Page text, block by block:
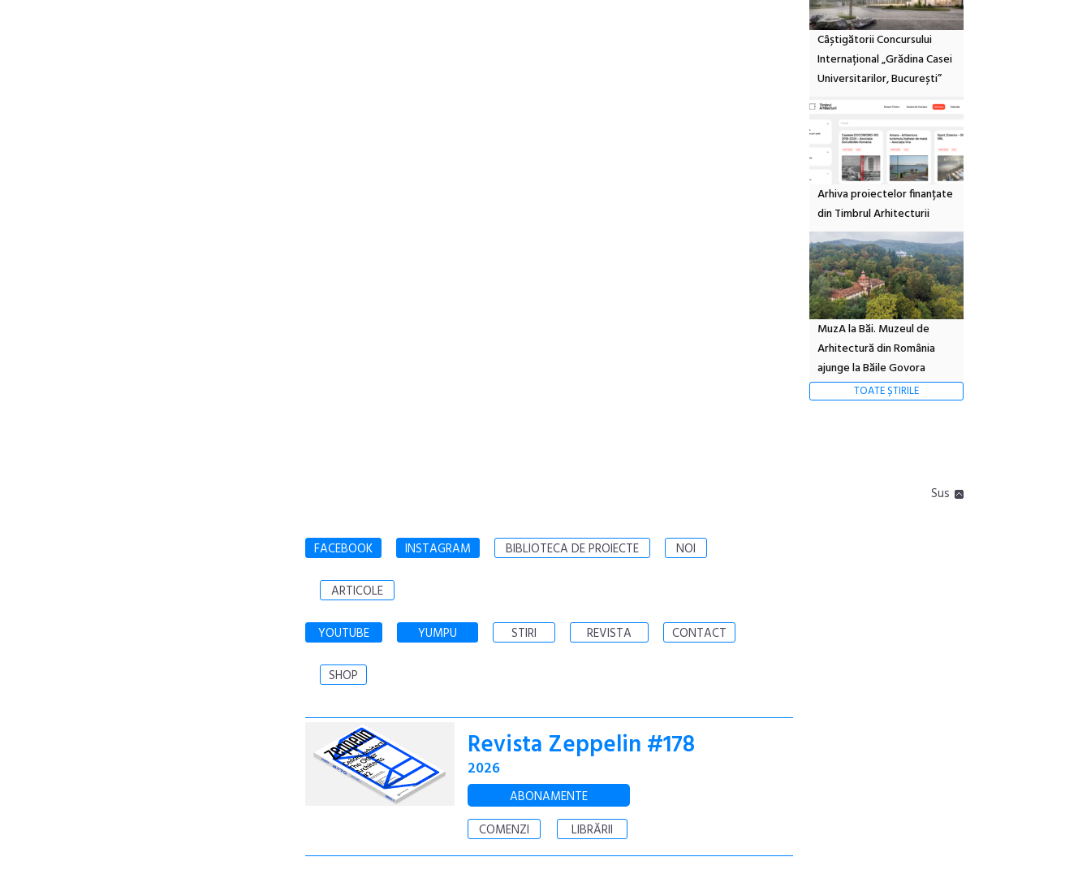
Câștigătorii Concursului
Internațional „Grădina Casei
Universitarilor, București”
Arhiva proiectelor finanțate
din Timbrul Arhitecturii
MuzA la Băi. Muzeul de
Arhitectură din România
ajunge la Băile Govora
TOATE ȘTIRILE
Sus
FACEBOOK INSTAGRAM BIBLIOTECA DE PROIECTE NOI
ARTICOLE
YOUTUBE YUMPU STIRI REVISTA CONTACT
SHOP
Revista Zeppelin #178
2026
ABONAMENTE
COMENZI
LIBRĂRII